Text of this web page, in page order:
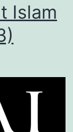
Islam